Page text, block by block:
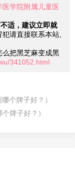
医学院附属儿童医
适，建议立即就
犯请直接联系本站,
么把黑芝麻变成黑
341052.html
个牌子好？）
牌子好？）